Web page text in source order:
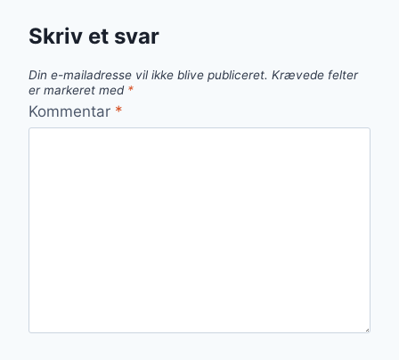
Skriv et svar
Din e-mailadresse vil ikke blive publiceret. Krævede felter
er markeret med *
Kommentar *